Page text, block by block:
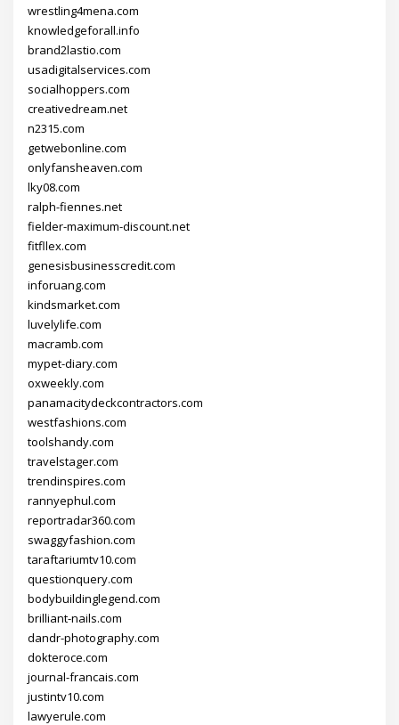
wrestling4mena.com
knowledgeforall.info
brand2lastio.com
usadigitalservices.com
socialhoppers.com
creativedream.net
n2315.com
getwebonline.com
onlyfansheaven.com
lky08.com
ralph-fiennes.net
fielder-maximum-discount.net
fitfllex.com
genesisbusinesscredit.com
inforuang.com
kindsmarket.com
luvelylife.com
macramb.com
mypet-diary.com
oxweekly.com
panamacitydeckcontractors.com
westfashions.com
toolshandy.com
travelstager.com
trendinspires.com
rannyephul.com
reportradar360.com
swaggyfashion.com
taraftariumtv10.com
questionquery.com
bodybuildinglegend.com
brilliant-nails.com
dandr-photography.com
dokteroce.com
journal-francais.com
justintv10.com
lawyerule.com